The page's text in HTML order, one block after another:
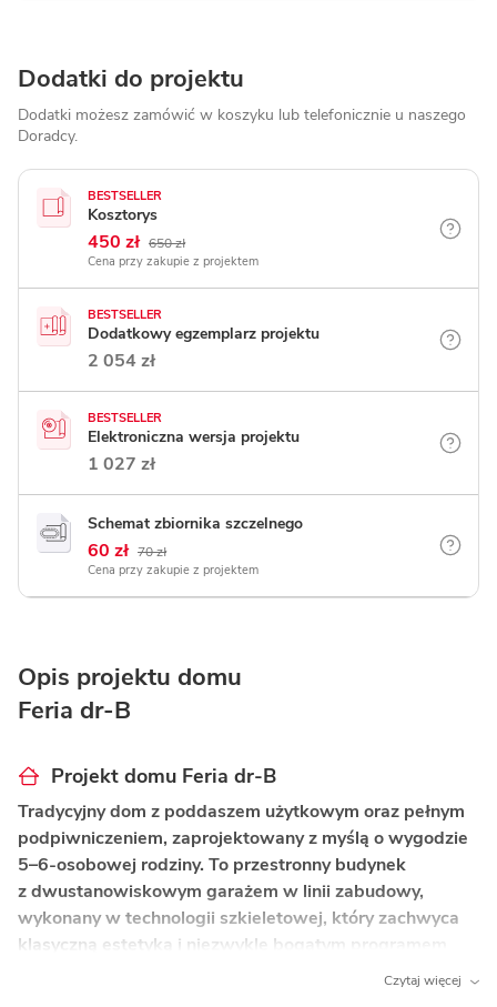
Dodatki do projektu
Dodatki możesz zamówić w koszyku lub telefonicznie u naszego
Doradcy.
BESTSELLER
Kosztorys
650 zł
450 zł
Cena przy zakupie z projektem
BESTSELLER
Dodatkowy egzemplarz projektu
2 054 zł
BESTSELLER
Elektroniczna wersja projektu
1 027 zł
Schemat zbiornika szczelnego
70 zł
60 zł
Cena przy zakupie z projektem
Opis projektu domu
Feria dr-B
Projekt domu Feria dr-B
Tradycyjny dom z poddaszem użytkowym oraz pełnym
podpiwniczeniem, zaprojektowany z myślą o wygodzie
5–6-osobowej rodziny. To przestronny budynek
z dwustanowiskowym garażem w linii zabudowy,
wykonany w technologii szkieletowej, który zachwyca
klasyczną estetyką i niezwykle bogatym programem
Czytaj więcej